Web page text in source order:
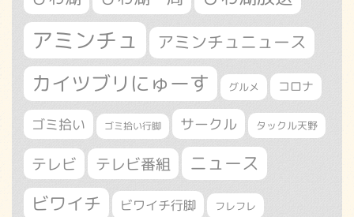
アミンチュ アミンチュニュース
カイツブリにゅーす グルメ コロナ
ゴミ拾い ゴミ拾い行脚 サークル タックル天野
テレビ テレビ番組 ニュース
ビワイチ ビワイチ行脚 フレフレ